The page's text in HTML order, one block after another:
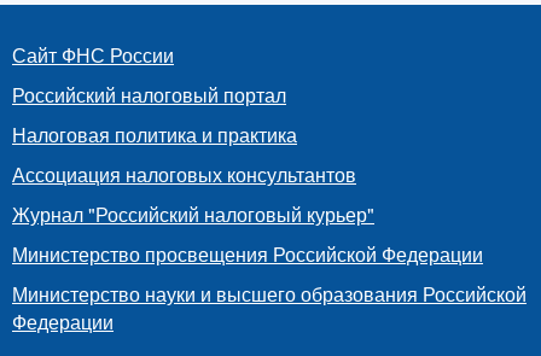
Сайт ФНС России
Российский налоговый портал
Налоговая политика и практика
Ассоциация налоговых консультантов
Журнал "Российский налоговый курьер"
Министерство просвещения Российской Федерации
Министерство науки и высшего образования Российской
Федерации